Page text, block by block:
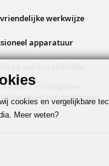
werkwijze
apparatuur
in complexe
en verstoppingen
cookies en vergelijkbare
Meer weten?